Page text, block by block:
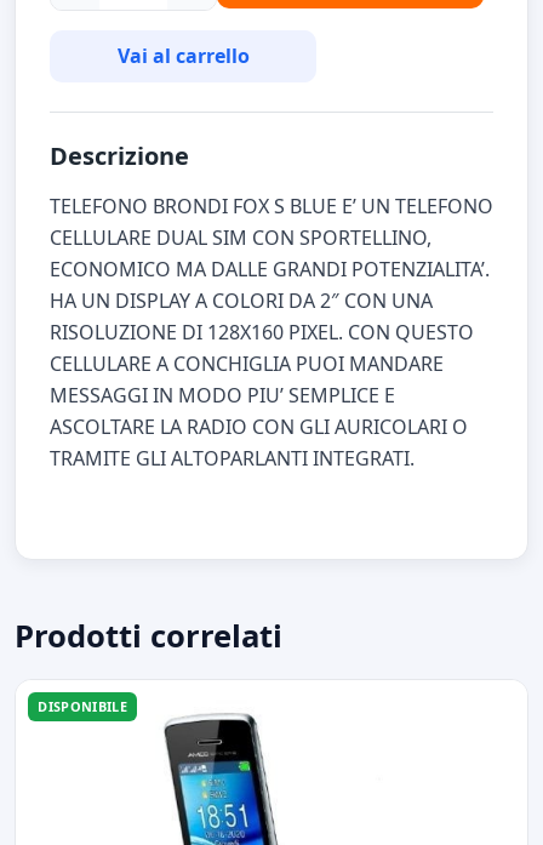
Vai al carrello
Descrizione
TELEFONO BRONDI FOX S BLUE E’ UN TELEFONO
CELLULARE DUAL SIM CON SPORTELLINO,
ECONOMICO MA DALLE GRANDI POTENZIALITA’.
HA UN DISPLAY A COLORI DA 2″ CON UNA
RISOLUZIONE DI 128X160 PIXEL. CON QUESTO
CELLULARE A CONCHIGLIA PUOI MANDARE
MESSAGGI IN MODO PIU’ SEMPLICE E
ASCOLTARE LA RADIO CON GLI AURICOLARI O
TRAMITE GLI ALTOPARLANTI INTEGRATI.
Prodotti correlati
DISPONIBILE